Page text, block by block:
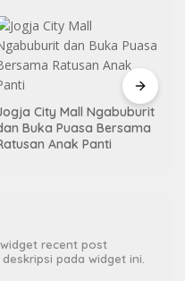
City Mall Ngabuburit
Buka Puasa Bersama
Anak Panti
recent post
pada widget ini.